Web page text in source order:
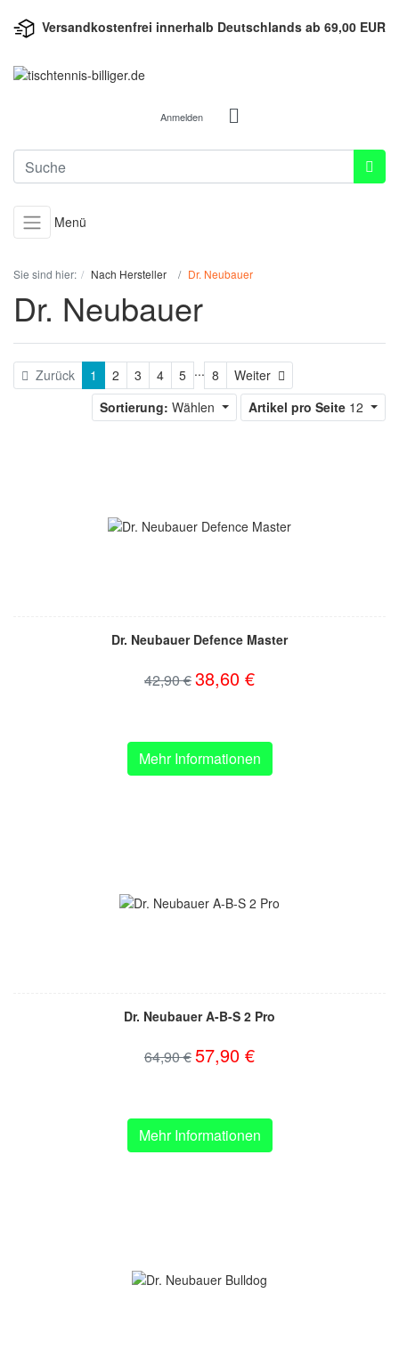
Versandkostenfrei innerhalb Deutschlands ab 69,00 EUR
Anmelden
Menü
Sie sind hier: Nach Hersteller Dr. Neubauer
Dr. Neubauer
Zurück 1 2 3 4 5 ... 8 Weiter
Sortierung: Wählen Artikel pro Seite 12
Dr. Neubauer Defence Master
42,90 €38,60 €
Mehr Informationen
Dr. Neubauer A-B-S 2 Pro
64,90 €57,90 €
Mehr Informationen